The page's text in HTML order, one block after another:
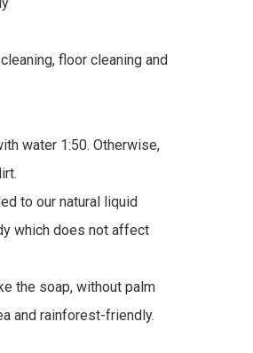
floor cleaning and
water 1:50. Otherwise,
to our natural liquid
which does not affect
the soap, without palm
and rainforest-friendly.